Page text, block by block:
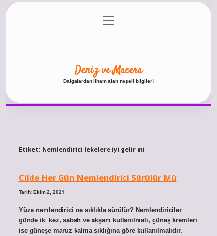
Gizlilik Politikası
menüyü
aç
Deniz ve Macera
Dalgalardan ilham alan neşeli bilgiler!
Etiket: Nemlendirici lekelere iyi gelir mi
Cilde Her Gün Nemlendirici Sürülür Mü
Tarih: Ekim 2, 2024
Yüze nemlendirici ne sıklıkla sürülür? Nemlendiriciler
günde iki kez, sabah ve akşam kullanılmalı, güneş kremleri
ise güneşe maruz kalma sıklığına göre kullanılmalıdır.